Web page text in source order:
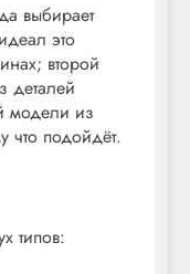
выбирает
это
второй
деталей
модели из
что подойдёт.
типов: